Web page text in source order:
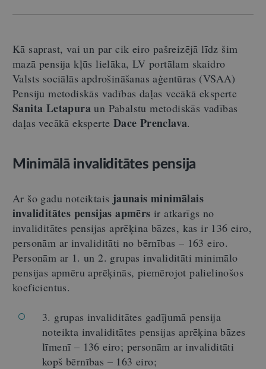
Kā saprast, vai un par cik eiro pašreizējā līdz šim
mazā pensija kļūs lielāka, LV portālam skaidro
Valsts sociālās apdrošināšanas aģentūras (VSAA)
Pensiju metodiskās vadības daļas vecākā eksperte
Sanita Letapura un Pabalstu metodiskās vadības
daļas vecākā eksperte Dace Prenclava.
Minimālā invaliditātes pensija
Ar šo gadu noteiktais jaunais minimālais
invaliditātes pensijas apmērs ir atkarīgs no
invaliditātes pensijas aprēķina bāzes, kas ir 136 eiro,
personām ar invaliditāti no bērnības – 163 eiro.
Personām ar 1. un 2. grupas invaliditāti minimālo
pensijas apmēru aprēķinās, piemērojot palielinošos
koeficientus.
3. grupas invaliditātes gadījumā pensija
noteikta invaliditātes pensijas aprēķina bāzes
līmenī – 136 eiro; personām ar invaliditāti
kopš bērnības – 163 eiro;